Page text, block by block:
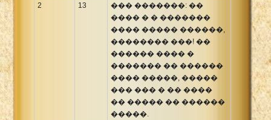
2 13
��� �������: ��
���� � � �������
���� ����� ������,
�������� ���! ��
������ ���� �
������� �� ������
���� �����, �����
��� ��� � �� ����
�� ����� �� ������
�����.